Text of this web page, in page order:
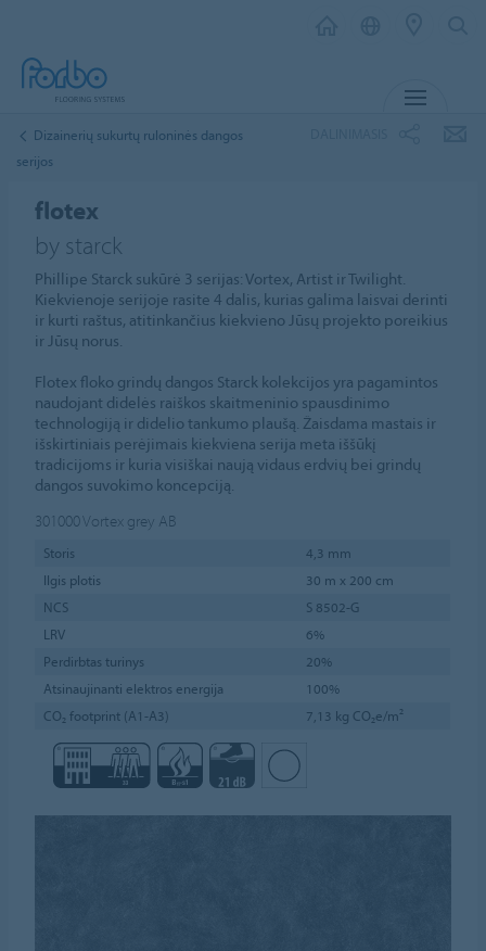
Dizainerių sukurtų ruloninės dangos
serijos
flotex
by starck
Phillipe Starck sukūrė 3 serijas: Vortex, Artist ir Twilight.
Kiekvienoje serijoje rasite 4 dalis, kurias galima laisvai derinti
ir kurti raštus, atitinkančius kiekvieno Jūsų projekto poreikius
ir Jūsų norus.
Flotex floko grindų dangos Starck kolekcijos yra pagamintos
naudojant didelės raiškos skaitmeninio spausdinimo
technologiją ir didelio tankumo plaušą. Žaisdama mastais ir
išskirtiniais perėjimais kiekviena serija meta iššūkį
tradicijoms ir kuria visiškai naują vidaus erdvių bei grindų
dangos suvokimo koncepciją.
301000Vortex grey AB
Storis
4,3 mm
Ilgis plotis
30 m x 200 cm
NCS
S 8502-G
LRV
6%
Perdirbtas turinys
20%
Atsinaujinanti elektros energija
100%
CO₂ footprint (A1-A3)
7,13 kg CO₂e/m²